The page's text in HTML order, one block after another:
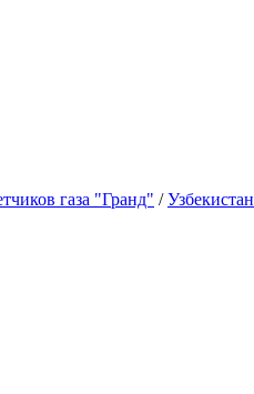
газа "Гранд" /Узбекистан